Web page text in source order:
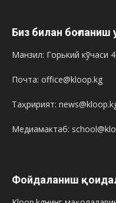
Биз билан боғланиш
Манзил: Горький кўчаси
Почта: office@kloop.kg
Таҳририят:
Медиамактаб:
Фойдаланиш